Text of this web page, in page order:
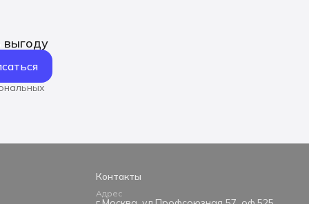
выгоду
Контакты
Адрес